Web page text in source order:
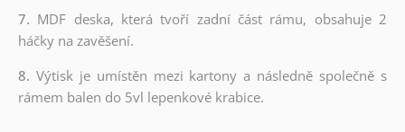
7. MDF deska, která tvoří zadní část rámu, obsahuje 2
háčky na zavěšení.
8. Výtisk je umístěn mezi kartony a následně společně s
rámem balen do 5vl lepenkové krabice.